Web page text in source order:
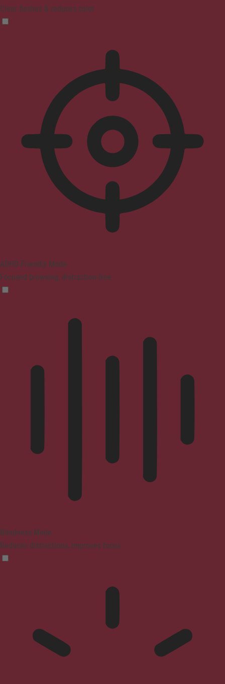
Clear flashes & reduces color
ADHD Friendly Mode
Focused browsing, distraction-free
Blindness Mode
Reduces distractions, improves focus